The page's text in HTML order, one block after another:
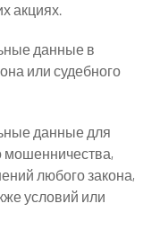
акциях.
данные в
или судебного
данные для
мошенничества,
любого закона,
условий или